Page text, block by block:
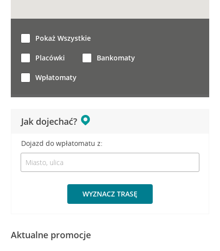
Jak dojechać?
Dojazd do wpłatomatu z:
WYZNACZ TRASĘ
Pokaż Wszystkie
Placówki Bankomaty
Wpłatomaty
Aktualne promocje